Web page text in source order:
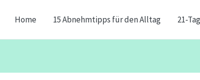
Home 15 Abnehmtipps für den Alltag 21-